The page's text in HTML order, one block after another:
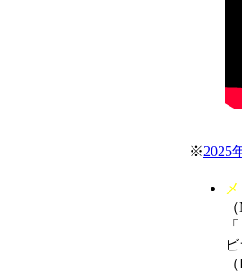
※2025